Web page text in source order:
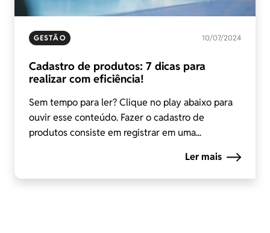
GESTÃO 10/07/2024
Cadastro de produtos: 7 dicas para
realizar com eficiência!
Sem tempo para ler? Clique no play abaixo para
ouvir esse conteúdo. Fazer o cadastro de
produtos consiste em registrar em uma...
Ler mais